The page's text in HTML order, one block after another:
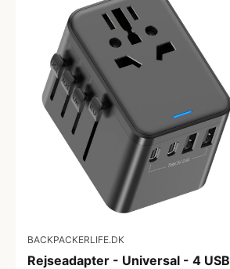
BACKPACKERLIFE.DK
Rejseadapter - Universal - 4 USB